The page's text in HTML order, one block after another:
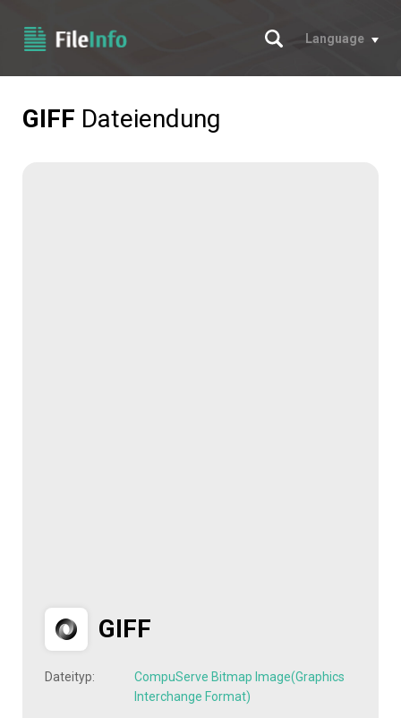
Suche
Language
GIFF Dateiendung
GIFF
Dateityp:
CompuServe Bitmap Image(Graphics
Interchange Format)